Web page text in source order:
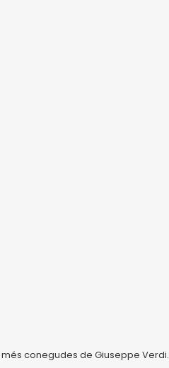
més conegudes de Giuseppe Verdi.